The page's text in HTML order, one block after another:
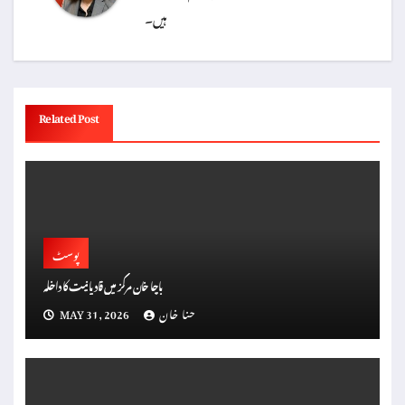
ہیں۔
Related Post
پوسٹ
باچا خان مرکز میں قادیانیت کا داخلہ
MAY 31, 2026
حنا خان